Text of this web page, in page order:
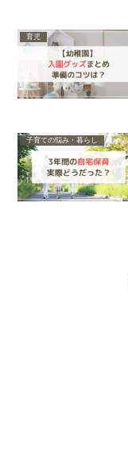
育児
子育ての悩み・暮らし